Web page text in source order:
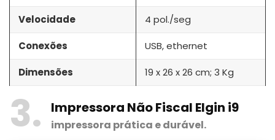
Velocidade 4 pol./seg
Conexões USB, ethernet
Dimensões 19 x 26 x 26 cm; 3 Kg
3 Impressora Não Fiscal Elgin i9
impressora prática e durável.